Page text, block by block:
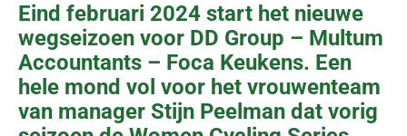
Eind februari 2024 start het nieuwe
wegseizoen voor DD Group – Multum
Accountants – Foca Keukens. Een
hele mond vol voor het vrouwenteam
van manager Stijn Peelman dat vorig